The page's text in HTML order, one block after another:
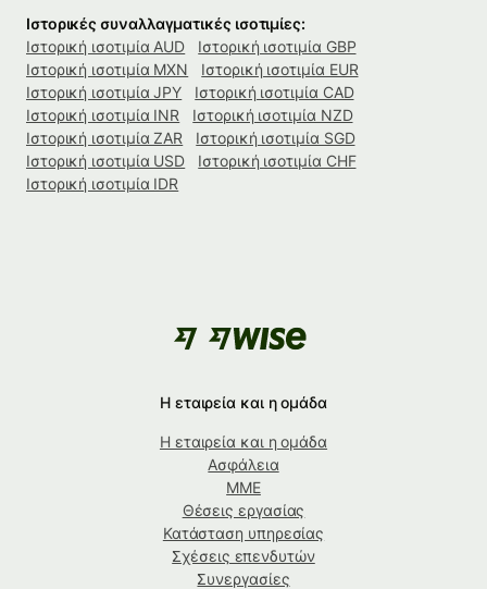
Ιστορικές συναλλαγματικές ισοτιμίες:
Ιστορική ισοτιμία AUD
Ιστορική ισοτιμία GBP
Ιστορική ισοτιμία MXN
Ιστορική ισοτιμία EUR
Ιστορική ισοτιμία JPY
Ιστορική ισοτιμία CAD
Ιστορική ισοτιμία INR
Ιστορική ισοτιμία NZD
Ιστορική ισοτιμία ZAR
Ιστορική ισοτιμία SGD
Ιστορική ισοτιμία USD
Ιστορική ισοτιμία CHF
Ιστορική ισοτιμία IDR
Η εταιρεία και η ομάδα
Η εταιρεία και η ομάδα
Ασφάλεια
ΜΜΕ
Θέσεις εργασίας
Κατάσταση υπηρεσίας
Σχέσεις επενδυτών
Συνεργασίες